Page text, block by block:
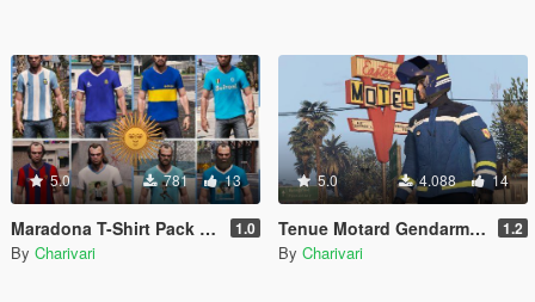
5.0 781 13
Maradona T-Shirt Pack pour Trevor 1.0
By Charivari
5.0 4.088 14
Tenue Motard Gendarmerie Nationale 1.2
By Charivari